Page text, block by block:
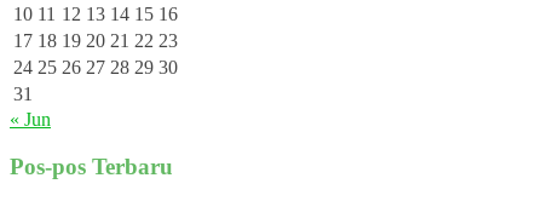
10 11 12 13 14 15 16
17 18 19 20 21 22 23
24 25 26 27 28 29 30
31
« Jun
Pos-pos Terbaru